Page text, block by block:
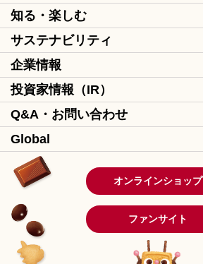
知る・楽しむ
サステナビリティ
企業情報
投資家情報（IR）
Q&A・お問い合わせ
Global
オンラインショップ
ファンサイト